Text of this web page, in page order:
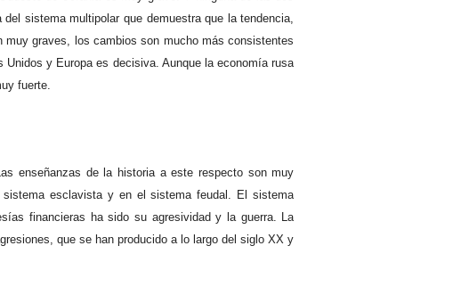
sistema multipolar que demuestra que la tendencia,
graves, los cambios son mucho más consistentes
y Europa es decisiva. Aunque la economía rusa
fuerte.
enseñanzas de la historia a este respecto son muy
esclavista y en el sistema feudal. El sistema
financieras ha sido su agresividad y la guerra. La
que se han producido a lo largo del siglo XX y